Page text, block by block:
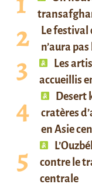
Le festival
n’aura
Les
accueillis
Desert
cratères
en Asie
contre le
centrale